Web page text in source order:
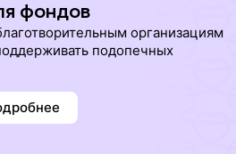
фондов
организациям
подопечных